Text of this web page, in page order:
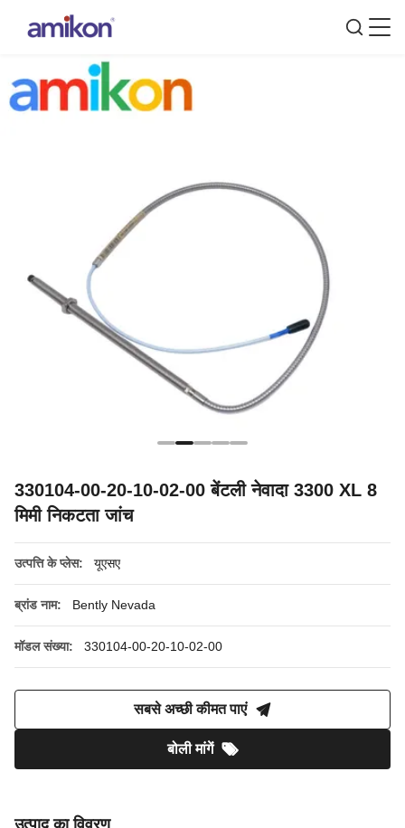
330104-00-20-10-02-00 बेंटली नेवादा 3300 XL 8
मिमी निकटता जांच
उत्पत्ति के प्लेस: यूएसए
ब्रांड नाम: Bently Nevada
मॉडल संख्या: 330104-00-20-10-02-00
सबसे अच्छी कीमत पाएं
बोली मांगें
उत्पाद का विवरण